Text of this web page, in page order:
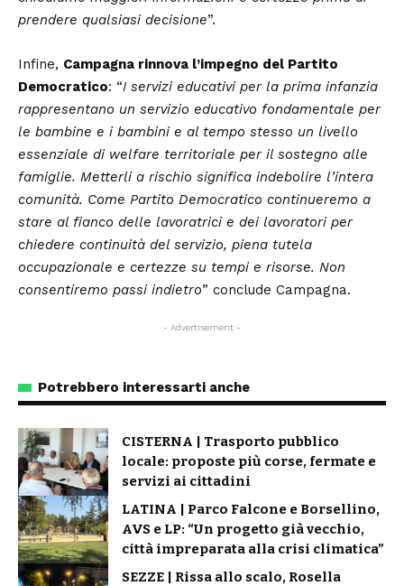
prendere qualsiasi decisione”.
Infine, Campagna rinnova l’impegno del Partito
Democratico: “I servizi educativi per la prima infanzia
rappresentano un servizio educativo fondamentale per
le bambine e i bambini e al tempo stesso un livello
essenziale di welfare territoriale per il sostegno alle
famiglie. Metterli a rischio significa indebolire l’intera
comunità. Come Partito Democratico continueremo a
stare al fianco delle lavoratrici e dei lavoratori per
chiedere continuità del servizio, piena tutela
occupazionale e certezze su tempi e risorse. Non
consentiremo passi indietro” conclude Campagna.
- Advertisement -
Potrebbero interessarti anche
CISTERNA | Trasporto pubblico
locale: proposte più corse, fermate e
servizi ai cittadini
LATINA | Parco Falcone e Borsellino,
AVS e LP: “Un progetto già vecchio,
città impreparata alla crisi climatica”
SEZZE | Rissa allo scalo, Rosella